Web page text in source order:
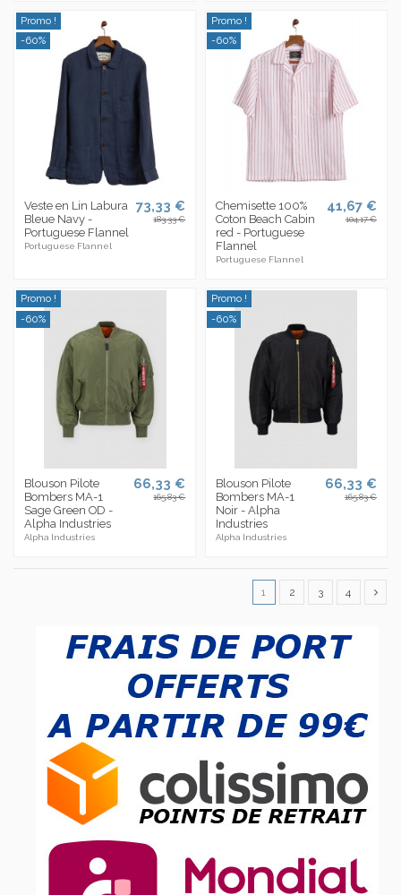
Promo !
-60%
Veste en Lin Labura
Bleue Navy -
Portuguese Flannel
Portuguese Flannel
73,33 €
183,33 €
Promo !
-60%
Chemisette 100%
Coton Beach Cabin
red - Portuguese
Flannel
Portuguese Flannel
41,67 €
104,17 €
Promo !
-60%
Blouson Pilote
Bombers MA-1
Sage Green OD -
Alpha Industries
Alpha Industries
66,33 €
165,83 €
Promo !
-60%
Blouson Pilote
Bombers MA-1
Noir - Alpha
Industries
Alpha Industries
66,33 €
165,83 €
1 2 3 4